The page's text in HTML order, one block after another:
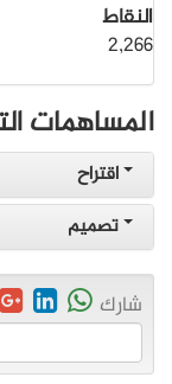
النقاط
2,266
المساهمات
اقتراح
تصميم
شارك